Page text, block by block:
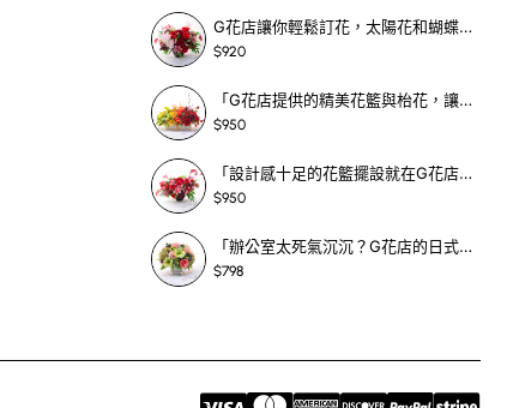
首選。有啲要點
,呢一切煩惱都
G花店讓你輕鬆訂花，太陽花和蝴蝶蘭花籃，適合每個重要時刻！-SF390
$920
「G花店提供的精美花籃與枱花，讓重要場合更顯祝賀與喜悅，適合各種用場！」-SF398
$950
「設計感十足的花籃擺設就在G花店！馬蹄蘭、袋鼠爪、罌粟花，為你的重大場合增光添彩！」-SF209
$950
「辦公室太死氣沉沉？G花店的日式花籃和定製枱花，為你帶來新鮮感！」-SF465
$798